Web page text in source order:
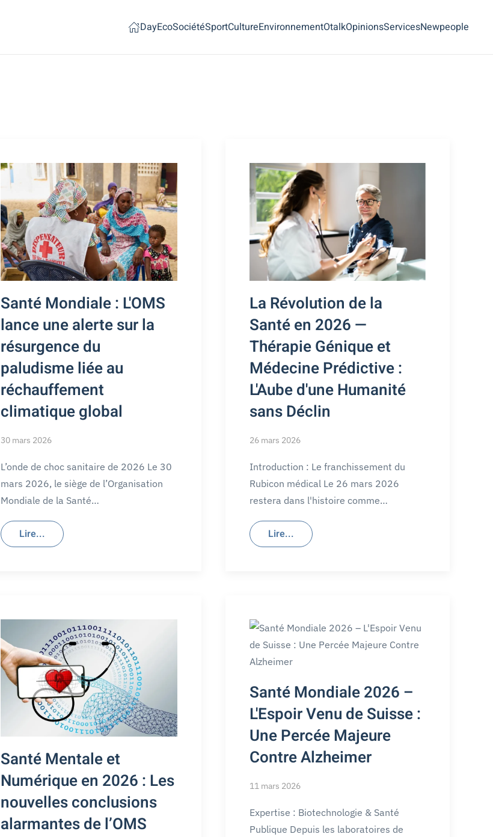
DayEcoSociétéSportCultureEnvironnementOtalkOpinionsServicesNewpeople
Santé Mondiale : L'OMS
lance une alerte sur la
résurgence du
paludisme liée au
réchauffement
climatique global
30 mars 2026
L’onde de choc sanitaire de 2026 Le 30
mars 2026, le siège de l’Organisation
Mondiale de la Santé…
Lire...
La Révolution de la
Santé en 2026 —
Thérapie Génique et
Médecine Prédictive :
L'Aube d'une Humanité
sans Déclin
26 mars 2026
Introduction : Le franchissement du
Rubicon médical Le 26 mars 2026
restera dans l'histoire comme…
Lire...
Santé Mentale et
Numérique en 2026 : Les
nouvelles conclusions
alarmantes de l’OMS
Santé Mondiale 2026 –
L'Espoir Venu de Suisse :
Une Percée Majeure
Contre Alzheimer
11 mars 2026
Expertise : Biotechnologie & Santé
Publique Depuis les laboratoires de